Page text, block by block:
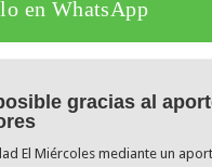
en WhatsApp
gracias al
El Miércoles mediante un